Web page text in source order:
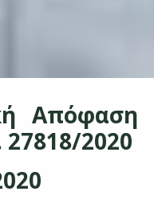
Απόφαση
2020